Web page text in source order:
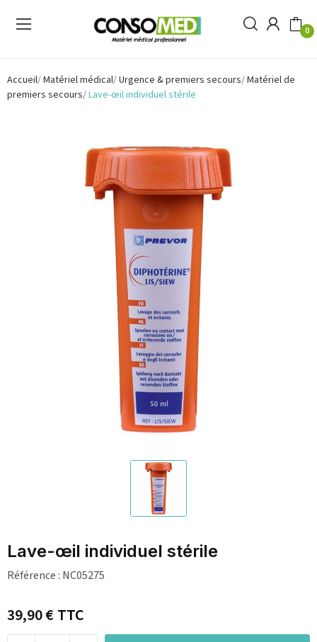
0
Accueil Matériel médical Urgence & premiers secours Matériel de
premiers secours Lave-œil individuel stérile
Lave-œil individuel stérile
Référence : NC05275
39,90 €TTC